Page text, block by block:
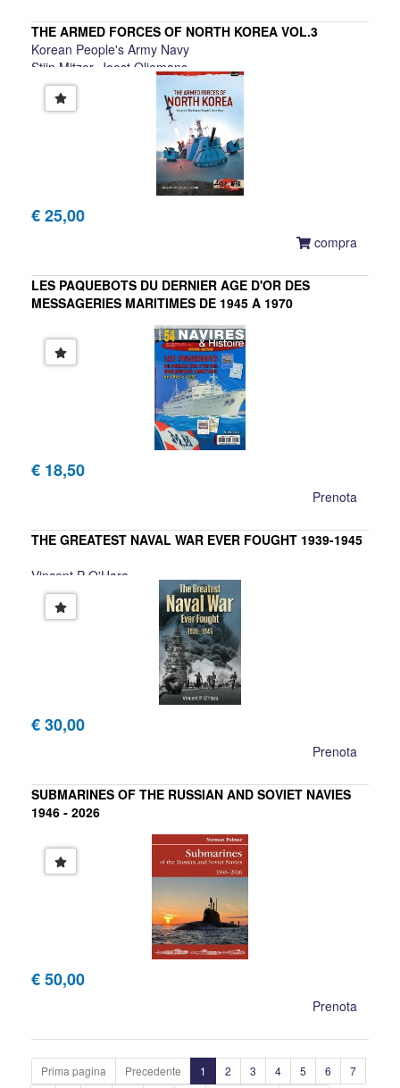
THE ARMED FORCES OF NORTH KOREA VOL.3
Korean People's Army Navy
Stijn Mitzer, Joost Oliemans
€ 25,00
compra
LES PAQUEBOTS DU DERNIER AGE D'OR DES
MESSAGERIES MARITIMES DE 1945 A 1970
NAVIRES & HISTOIRE HORS SERIE
€ 18,50
Prenota
THE GREATEST NAVAL WAR EVER FOUGHT 1939-1945
Vincent P O'Hara
€ 30,00
Prenota
SUBMARINES OF THE RUSSIAN AND SOVIET NAVIES
1946 - 2026
Norman Polmar
€ 50,00
Prenota
Prima pagina Precedente 1 2 3 4 5 6
7